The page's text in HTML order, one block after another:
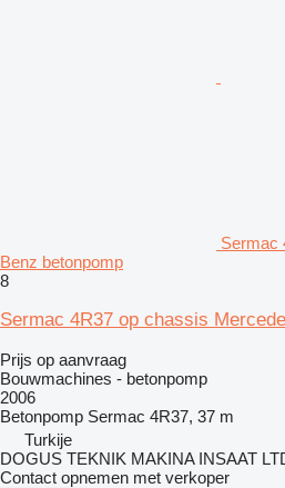
Sermac
Benz betonpomp
8
Sermac 4R37 op chassis
Prijs op aanvraag
Bouwmachines - betonpomp
2006
Betonpomp Sermac 4R37, 37 m
Turkije
DOGUS TEKNIK MAKINA INSAAT
Contact opnemen met verkoper